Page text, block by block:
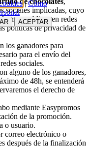
sociales implicadas, cuyo
publicar en redes
políticas de privacidad de
los ganadores para
para el envío del
sociales.
alguno de los ganadores,
de 48h, se entenderá
el derecho de
mediante Easypromos
de la promoción.
o usuario.
correo electrónico o
después de la finalización
|Cómo
ACEPTAR